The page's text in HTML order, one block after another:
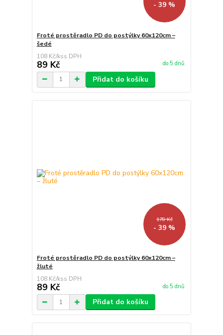
- 39 %
Froté prostěradlo PD do postýlky 60x120cm –
šedé
108 Kč/ks
89 Kč do 5 dnů
Přidat do košíku
178 Kč
- 39 %
Froté prostěradlo PD do postýlky 60x120cm –
žluté
108 Kč/ks
89 Kč do 5 dnů
Přidat do košíku